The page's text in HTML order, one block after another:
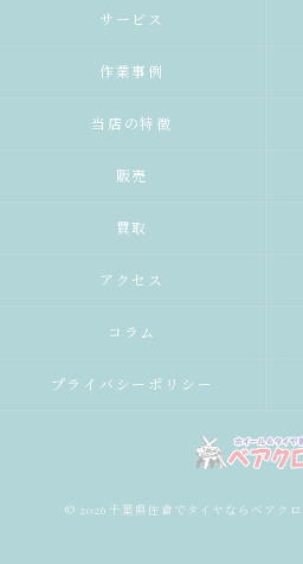
サービス
作業事例
当店の特徴
販売
買取
アクセス
コラム
プライバシーポリシー
© 2026 千葉県佐倉でタイヤならベアクロ